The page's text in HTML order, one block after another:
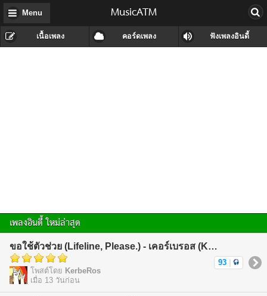
Menu MusicATM
เนื้อเพลง คอร์ดเพลง ฟังเพลงอินดี้
เพลงอินดี้ ใหม่ล่าสุด
ขอใช้ตัวช่วย (Lifeline, Please.) - เคอร์เบรอส (KerBeRos)
โพสต์โดย KerbeRos
เมื่อ 13 วันก่อน
93